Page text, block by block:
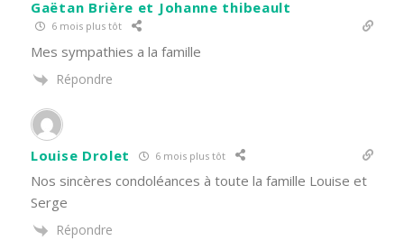
Gaëtan Brière et Johanne thibeault
6 mois plus tôt
Mes sympathies a la famille
Répondre
Louise Drolet 6 mois plus tôt
Nos sincères condoléances à toute la famille Louise et
Serge
Répondre